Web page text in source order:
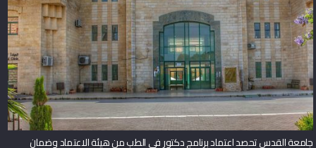
جامعة القدس تحصد اعتماد برنامج دكتور في الطب من هيئة الاعتماد وضمان